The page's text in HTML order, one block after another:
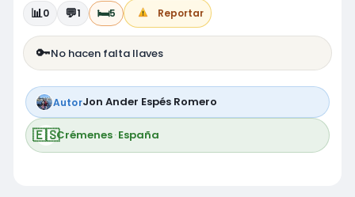
📊0 💬1 🛏️5 Reportar
🔑No hacen falta llaves
AutorJon Ander Espés Romero
🇪🇸Crémenes·España